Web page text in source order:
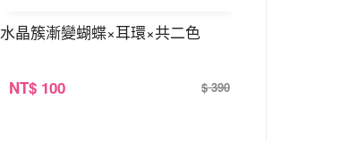
水晶簇漸變蝴蝶×耳環×共二色
NT$ 100 $ 390